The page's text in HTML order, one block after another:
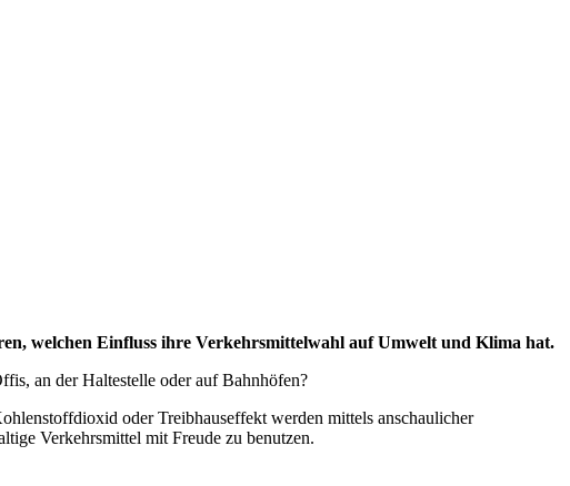
welchen Einfluss ihre Verkehrsmittelwahl auf Umwelt und Klima hat.
an der Haltestelle oder auf Bahnhöfen?
oder Treibhauseffekt werden mittels anschaulicher
Verkehrsmittel mit Freude zu benutzen.